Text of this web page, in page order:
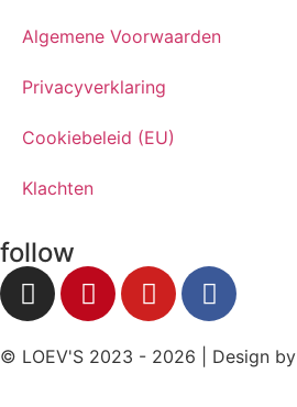
Algemene Voorwaarden
Privacyverklaring
Cookiebeleid (EU)
Klachten
follow
© LOEV'S 2023 - 2026 | Design by